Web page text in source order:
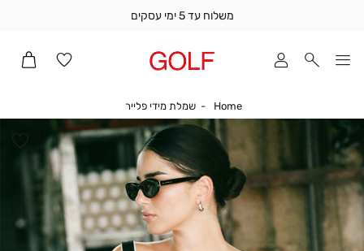
מכירה
האדר
(1)
משלוח עד 5 ימי עסקים
Home
Homeשמלת מידי פלייר